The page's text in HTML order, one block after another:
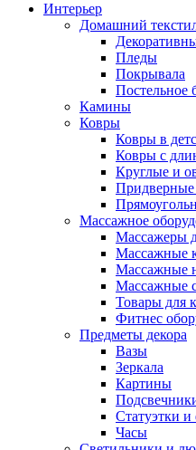
Интерьер
Домашний
Пледы
Покрывала
Постельное
Камины
Ковры
Ковры в
Ковры с
Круглые и
Придверные
Массажное
Массажеры
Массажные
Массажные
Массажные
Товары для
Фитнес
Предметы декора
Вазы
Зеркала
Картины
Статуэтки
Часы